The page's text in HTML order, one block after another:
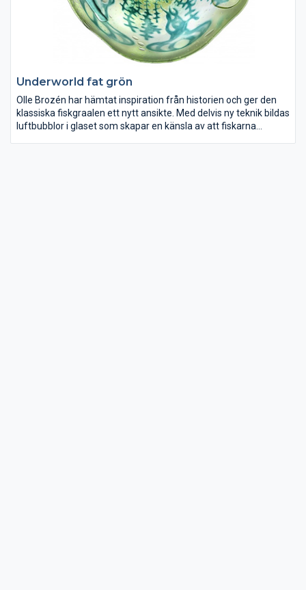
Underworld fat grön
Olle Brozén har hämtat inspiration från historien och ger den
klassiska fiskgraalen ett nytt ansikte. Med delvis ny teknik bildas
luftbubblor i glaset som skapar en känsla av att fiskarna